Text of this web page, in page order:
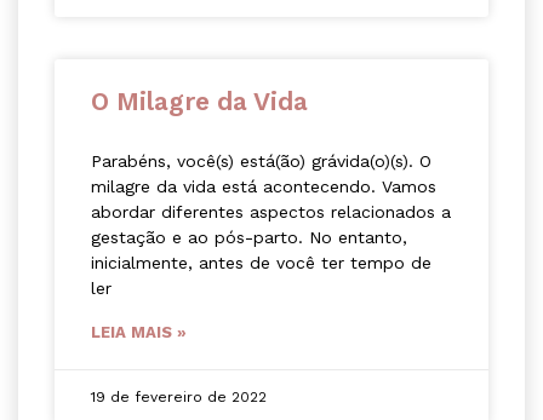
O Milagre da Vida
Parabéns, você(s) está(ão) grávida(o)(s). O
milagre da vida está acontecendo. Vamos
abordar diferentes aspectos relacionados a
gestação e ao pós-parto. No entanto,
inicialmente, antes de você ter tempo de
ler
LEIA MAIS »
19 de fevereiro de 2022